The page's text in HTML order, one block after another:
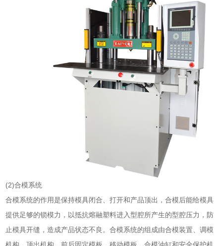
(2)合模系统
合模系统的作用是保持模具闭合、打开和产品顶出，合模后能给模具
提供足够的锁模力，以抵抗熔融塑料进入型腔所产生的型腔压力，防
止模具开缝，造成产品状态不良。合模系统的组成由合模装置、调模
机构、顶出机构、前后固定模板、移动模板、合模油缸和安全保护机